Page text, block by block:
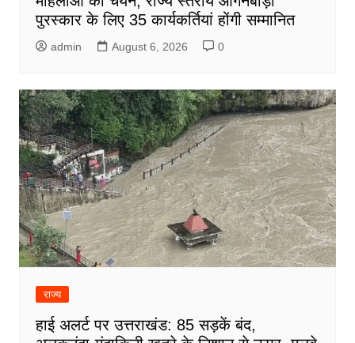
पुरस्कार के लिए 35 कार्यकर्तियां होंगी सम्मानित
admin August 6, 2026 0
राज्य
हाई अलर्ट पर उत्तराखंड: 85 सड़कें बंद,